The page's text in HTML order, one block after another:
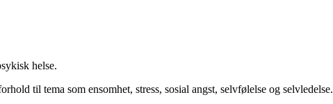
helse.
til tema som ensomhet, stress, sosial angst, selvfølelse og selvledelse.